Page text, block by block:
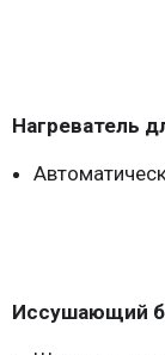
Нагреватель
Иссушающий